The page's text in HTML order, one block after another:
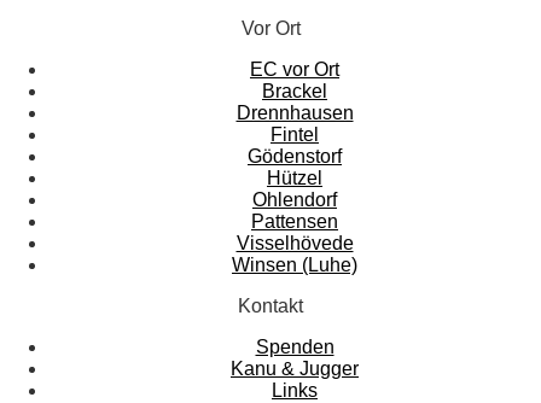
Vor Ort
EC vor Ort
Brackel
Drennhausen
Fintel
Gödenstorf
Hützel
Ohlendorf
Pattensen
Visselhövede
Winsen (Luhe)
Kontakt
Spenden
Kanu & Jugger
Links